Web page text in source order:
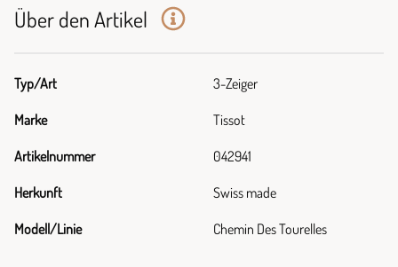
Über den Artikel
Typ/Art 3-Zeiger
Marke Tissot
Artikelnummer 042941
Herkunft Swiss made
Modell/Linie Chemin Des Tourelles